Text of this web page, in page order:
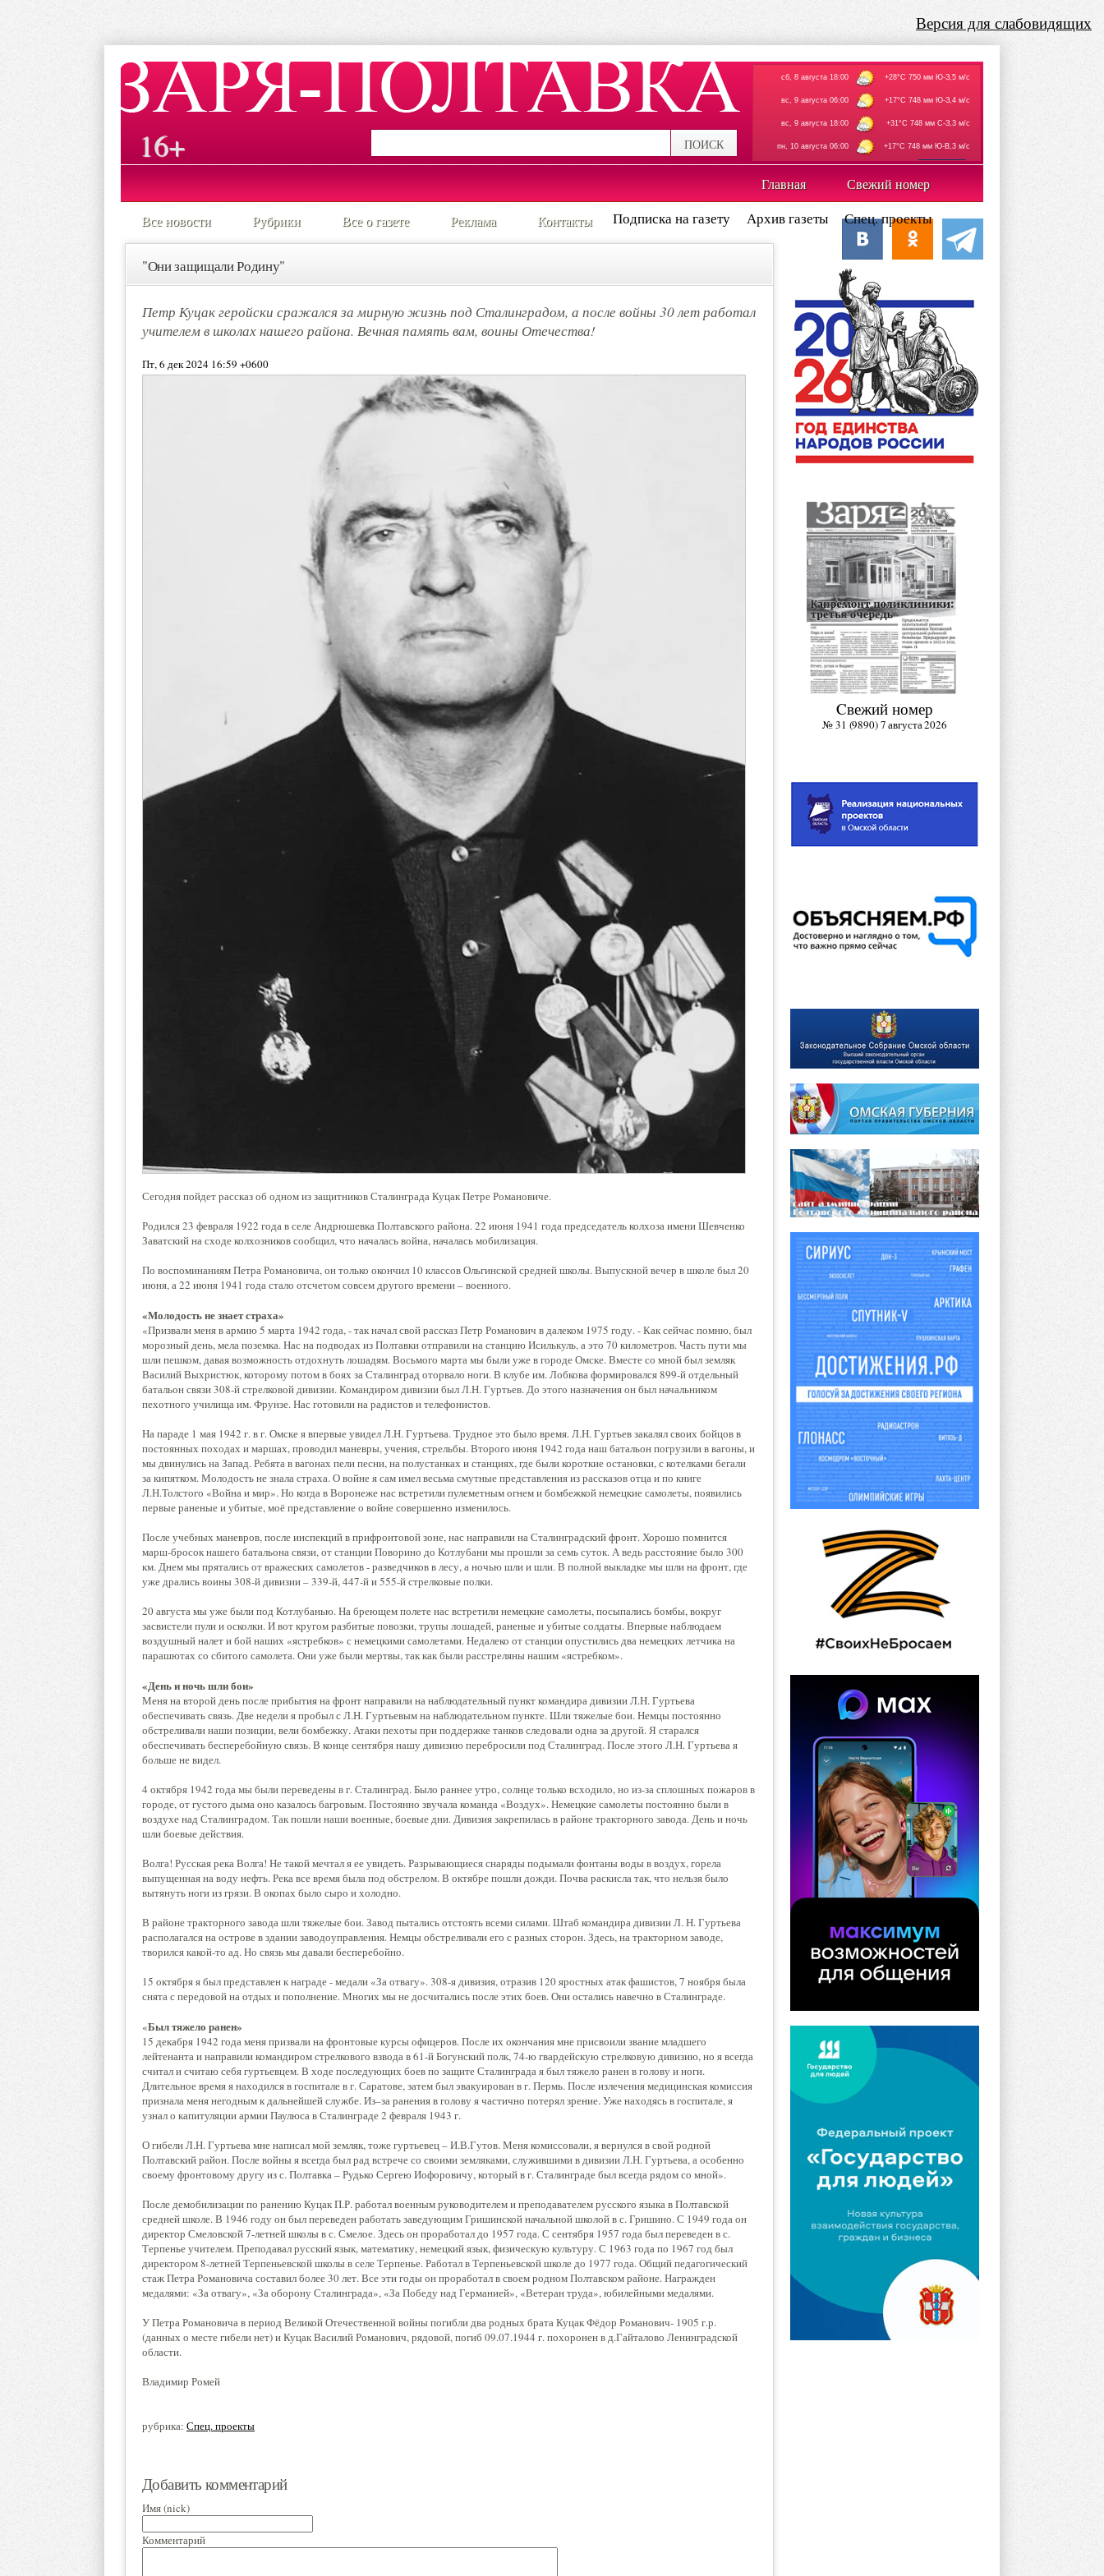
Версия для слабовидящих
16+ ПОИСК
сб, 8 августа 18:00 +28°C 750 мм Ю-З,5 м/с
вс, 9 августа 06:00 +17°C 748 мм Ю-З,4 м/с
вс, 9 августа 18:00 +31°C 748 мм С-З,3 м/с
пн, 10 августа 06:00 +17°C 748 мм Ю-В,3 м/с
Главная Свежий номер
Все новости Рубрики Все о газете Реклама Контакты Подписка на газету Архив газеты Спец. проекты
"Они защищали Родину"
Петр Куцак геройски сражался за мирную жизнь под Сталинградом, а после войны 30 лет работал
учителем в школах нашего района. Вечная память вам, воины Отечества!
Пт, 6 дек 2024 16:59 +0600
Сегодня пойдет рассказ об одном из защитников Сталинграда Куцак Петре Романовиче.
Родился 23 февраля 1922 года в селе Андрюшевка Полтавского района. 22 июня 1941 года председатель колхоза имени Шевченко
Заватский на сходе колхозников сообщил, что началась война, началась мобилизация.
По воспоминаниям Петра Романовича, он только окончил 10 классов Ольгинской средней школы. Выпускной вечер в школе был 20
июня, а 22 июня 1941 года стало отсчетом совсем другого времени – военного.
«Молодость не знает страха»
«Призвали меня в армию 5 марта 1942 года, - так начал свой рассказ Петр Романович в далеком 1975 году. - Как сейчас помню, был
морозный день, мела поземка. Нас на подводах из Полтавки отправили на станцию Исилькуль, а это 70 километров. Часть пути мы
шли пешком, давая возможность отдохнуть лошадям. Восьмого марта мы были уже в городе Омске. Вместе со мной был земляк
Василий Выхристюк, которому потом в боях за Сталинград оторвало ноги. В клубе им. Лобкова формировался 899-й отдельный
батальон связи 308-й стрелковой дивизии. Командиром дивизии был Л.Н. Гуртьев. До этого назначения он был начальником
пехотного училища им. Фрунзе. Нас готовили на радистов и телефонистов.
На параде 1 мая 1942 г. в г. Омске я впервые увидел Л.Н. Гуртьева. Трудное это было время. Л.Н. Гуртьев закалял своих бойцов в
постоянных походах и маршах, проводил маневры, учения, стрельбы. Второго июня 1942 года наш батальон погрузили в вагоны, и
мы двинулись на Запад. Ребята в вагонах пели песни, на полустанках и станциях, где были короткие остановки, с котелками бегали
за кипятком. Молодость не знала страха. О войне я сам имел весьма смутные представления из рассказов отца и по книге
Л.Н.Толстого «Война и мир». Но когда в Воронеже нас встретили пулеметным огнем и бомбежкой немецкие самолеты, появились
первые раненые и убитые, моё представление о войне совершенно изменилось.
После учебных маневров, после инспекций в прифронтовой зоне, нас направили на Сталинградский фронт. Хорошо помнится
марш-бросок нашего батальона связи, от станции Поворино до Котлубани мы прошли за семь суток. А ведь расстояние было 300
км. Днем мы прятались от вражеских самолетов - разведчиков в лесу, а ночью шли и шли. В полной выкладке мы шли на фронт, где
уже дрались воины 308-й дивизии – 339-й, 447-й и 555-й стрелковые полки.
20 августа мы уже были под Котлубанью. На бреющем полете нас встретили немецкие самолеты, посыпались бомбы, вокруг
засвистели пули и осколки. И вот кругом разбитые повозки, трупы лошадей, раненые и убитые солдаты. Впервые наблюдаем
воздушный налет и бой наших «ястребков» с немецкими самолетами. Недалеко от станции опустились два немецких летчика на
парашютах со сбитого самолета. Они уже были мертвы, так как были расстреляны нашим «ястребком».
«День и ночь шли бои»
Меня на второй день после прибытия на фронт направили на наблюдательный пункт командира дивизии Л.Н. Гуртьева
обеспечивать связь. Две недели я пробыл с Л.Н. Гуртьевым на наблюдательном пункте. Шли тяжелые бои. Немцы постоянно
обстреливали наши позиции, вели бомбежку. Атаки пехоты при поддержке танков следовали одна за другой. Я старался
обеспечивать бесперебойную связь. В конце сентября нашу дивизию перебросили под Сталинград. После этого Л.Н. Гуртьева я
больше не видел.
4 октября 1942 года мы были переведены в г. Сталинград. Было раннее утро, солнце только всходило, но из-за сплошных пожаров в
городе, от густого дыма оно казалось багровым. Постоянно звучала команда «Воздух». Немецкие самолеты постоянно были в
воздухе над Сталинградом. Так пошли наши военные, боевые дни. Дивизия закрепилась в районе тракторного завода. День и ночь
шли боевые действия.
Волга! Русская река Волга! Не такой мечтал я ее увидеть. Разрывающиеся снаряды подымали фонтаны воды в воздух, горела
выпущенная на воду нефть. Река все время была под обстрелом. В октябре пошли дожди. Почва раскисла так, что нельзя было
вытянуть ноги из грязи. В окопах было сыро и холодно.
В районе тракторного завода шли тяжелые бои. Завод пытались отстоять всеми силами. Штаб командира дивизии Л. Н. Гуртьева
располагался на острове в здании заводоуправления. Немцы обстреливали его с разных сторон. Здесь, на тракторном заводе,
творился какой-то ад. Но связь мы давали бесперебойно.
15 октября я был представлен к награде - медали «За отвагу». 308-я дивизия, отразив 120 яростных атак фашистов, 7 ноября была
снята с передовой на отдых и пополнение. Многих мы не досчитались после этих боев. Они остались навечно в Сталинграде.
«Был тяжело ранен»
15 декабря 1942 года меня призвали на фронтовые курсы офицеров. После их окончания мне присвоили звание младшего
лейтенанта и направили командиром стрелкового взвода в 61-й Богунский полк, 74-ю гвардейскую стрелковую дивизию, но я всегда
считал и считаю себя гуртьевцем. В ходе последующих боев по защите Сталинграда я был тяжело ранен в голову и ноги.
Длительное время я находился в госпитале в г. Саратове, затем был эвакуирован в г. Пермь. После излечения медицинская комиссия
признала меня негодным к дальнейшей службе. Из–за ранения в голову я частично потерял зрение. Уже находясь в госпитале, я
узнал о капитуляции армии Паулюса в Сталинграде 2 февраля 1943 г.
О гибели Л.Н. Гуртьева мне написал мой земляк, тоже гуртьевец – И.В.Гутов. Меня комиссовали, я вернулся в свой родной
Полтавский район. После войны я всегда был рад встрече со своими земляками, служившими в дивизии Л.Н. Гуртьева, а особенно
своему фронтовому другу из с. Полтавка – Рудько Сергею Иофоровичу, который в г. Сталинграде был всегда рядом со мной».
После демобилизации по ранению Куцак П.Р. работал военным руководителем и преподавателем русского языка в Полтавской
средней школе. В 1946 году он был переведен работать заведующим Гришинской начальной школой в с. Гришино. С 1949 года он
директор Смеловской 7-летней школы в с. Смелое. Здесь он проработал до 1957 года. С сентября 1957 года был переведен в с.
Терпенье учителем. Преподавал русский язык, математику, немецкий язык, физическую культуру. С 1963 года по 1967 год был
директором 8-летней Терпеньевской школы в селе Терпенье. Работал в Терпеньевской школе до 1977 года. Общий педагогический
стаж Петра Романовича составил более 30 лет. Все эти годы он проработал в своем родном Полтавском районе. Награжден
медалями: «За отвагу», «За оборону Сталинграда», «За Победу над Германией», «Ветеран труда», юбилейными медалями.
У Петра Романовича в период Великой Отечественной войны погибли два родных брата Куцак Фёдор Романович- 1905 г.р.
(данных о месте гибели нет) и Куцак Василий Романович, рядовой, погиб 09.07.1944 г. похоронен в д.Гайталово Ленинградской
области.
Владимир Ромей
рубрика: Спец. проекты
Добавить комментарий
Имя (nick)
Комментарий
Cвежий номер
№ 31 (9890) 7 августа 2026